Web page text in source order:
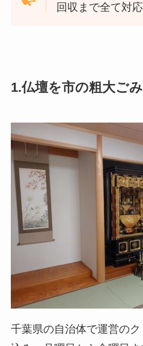
回収まで全て対応
1.仏壇を市の粗大ご
千葉県の自治体で運営の